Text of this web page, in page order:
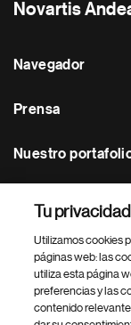
Novartis
Navegador
Prensa
Nuestro
Footer Site Search
Tu
Utilizamos cookies
páginas web: las
utiliza esta página
preferencias y las
contenido